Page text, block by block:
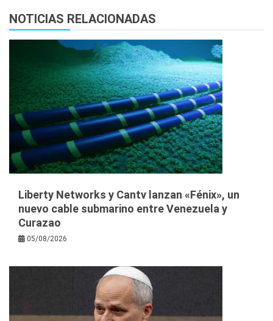
NOTICIAS RELACIONADAS
Liberty Networks y Cantv lanzan «Fénix», un
nuevo cable submarino entre Venezuela y
Curazao
05/08/2026